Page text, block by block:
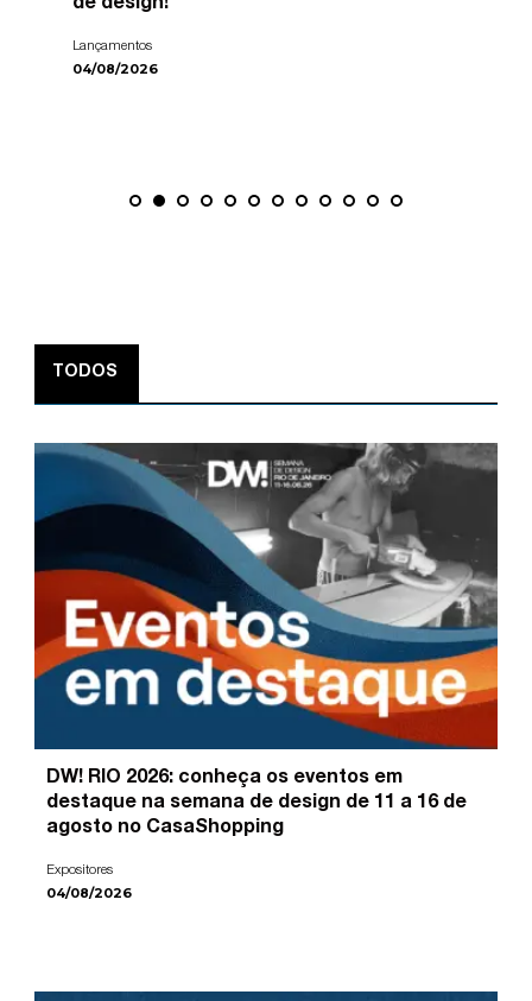
de design!
Lançamentos
04/08/2026
TODOS
DW! RIO 2026: conheça os eventos em
destaque na semana de design de 11 a 16 de
agosto no CasaShopping
Expositores
04/08/2026